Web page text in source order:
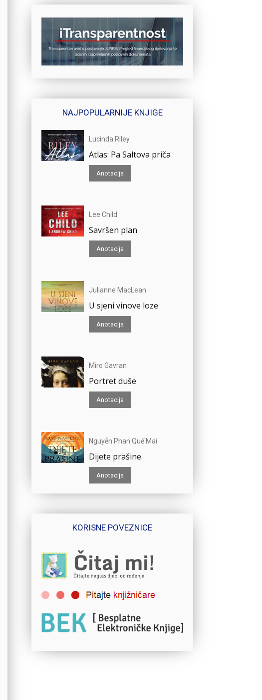
NAJPOPULARNIJE KNJIGE
Lucinda Riley
Atlas: Pa Saltova priča
Anotacija
Lee Child
Savršen plan
Anotacija
Julianne MacLean
U sjeni vinove loze
Anotacija
Miro Gavran
Portret duše
Anotacija
Nguyễn Phan Quế Mai
Dijete prašine
Anotacija
KORISNE POVEZNICE